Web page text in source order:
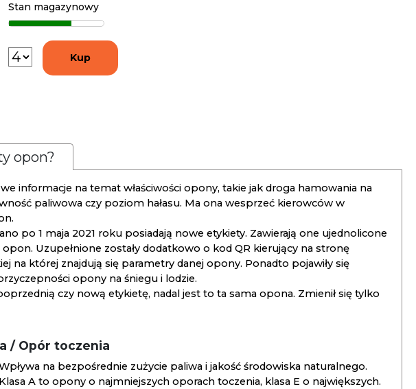
Stan magazynowy
Kup
opon?
informacje na temat właściwości opony, takie jak droga hamowania na
paliwowa czy poziom hałasu. Ma ona wesprzeć kierowców w
po 1 maja 2021 roku posiadają nowe etykiety. Zawierają one ujednolicone
opon. Uzupełnione zostały dodatkowo o kod QR kierujący na stronę
na której znajdują się parametry danej opony. Ponadto pojawiły się
opony na śniegu i lodzie.
czy nową etykietę, nadal jest to ta sama opona. Zmienił się tylko
/ Opór toczenia
na bezpośrednie zużycie paliwa i jakość środowiska naturalnego.
Klasa A to opony o najmniejszych oporach toczenia, klasa E o największych.